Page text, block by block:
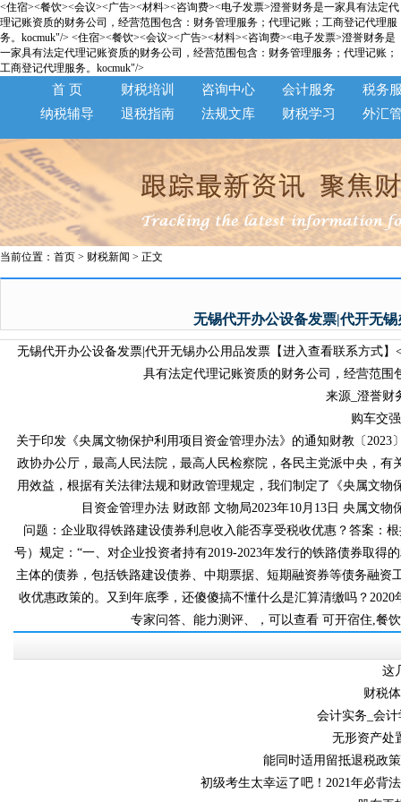
<住宿><餐饮><会议><广告><材料><咨询费><电子发票>澄誉财务是一家具有法定代
理记账资质的财务公司，经营范围包含：财务管理服务；代理记账；工商登记代理服
务。kocmuk"/> <住宿><餐饮><会议><广告><材料><咨询费><电子发票>澄誉财务是
一家具有法定代理记账资质的财务公司，经营范围包含：财务管理服务；代理记账；
工商登记代理服务。kocmuk"/>
首 页 财税培训 咨询中心 会计服务
税务
纳税辅导
退税指南 法规文库 财税学习 外汇
当前位置： 首页 > 财税新闻 > 正文
无锡代开办公设备发票|代开无
无锡代开办公设备发票|代开无锡办公用品发票【进入查看联系方式
具有法定代理记账资质的财务公司，经营范围包
来源_澄誉财
购车交强
关于印发《央属文物保护利用项目资金管理办法》的通知财教〔2023〕
政协办公厅，最高人民法院，最高人民检察院，各民主党派中央
用效益，根据有关法律法规和财政管理规定，我们制定了《央属文物保
目资金管理办法 财政部 文物局2023年10月13日 央属文物
问题：企业取得铁路建设债券利息收入能否享受税收优惠？答案
号）规定：“一、对企业投资者持有2019-2023年发行的铁路债券取得
主体的债券，包括铁路建设债券、中期票据、短期融资券等债务
收优惠政策的。又到年底季，还傻傻搞不懂什么是汇算清缴吗？
专家问答、能力测评、，可以查看 可开宿
这
财税
会计实务_会
无形资产处
能同时适用留抵退税政策
初级考生太幸运了吧！2021年必背法